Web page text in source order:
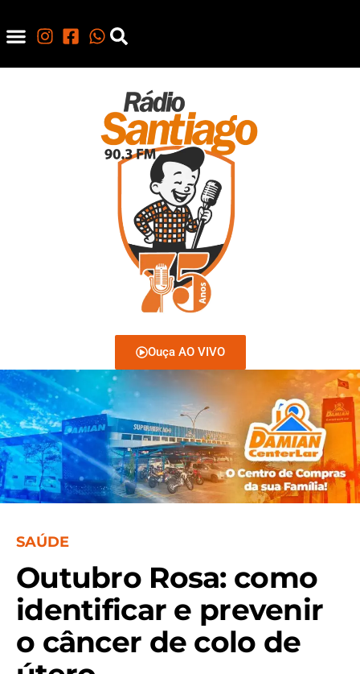
Ouça AO VIVO
SAÚDE
Outubro Rosa: como
identificar e prevenir
o câncer de colo de